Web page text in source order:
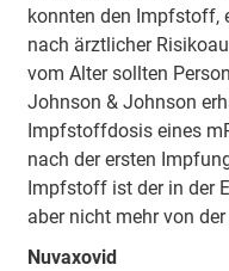
konnten den Impfstoff,
nach ärztlicher
vom Alter sollten
Johnson & Johnson
Impfstoffdosis eines
nach der ersten
Impfstoff ist der in der
aber nicht mehr von
Nuvaxovid